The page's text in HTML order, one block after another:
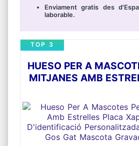
Enviament gratis des
laborable.
HUESO PER A
MITJANES AMB
PERSONALITZADA PER
GOS GAT MASCOTA
(FÚCSIA)
TOP 3